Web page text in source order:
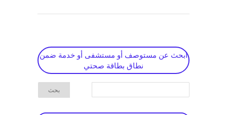
ابحث عن مستوصف أو مستشفى أو خدمة ضمن
نطاق بطاقة صحتي